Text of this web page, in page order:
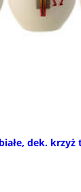
dek. krzyż